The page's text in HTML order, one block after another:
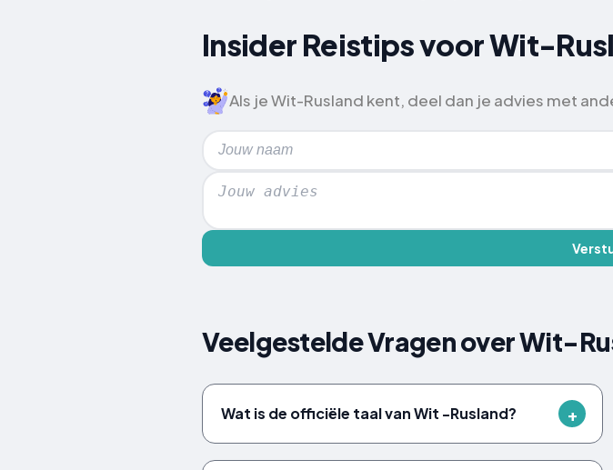
Insider Reistips voor Wit-
Als je Wit-Rusland kent, deel dan je advies met
Veelgestelde Vragen over Wit-
Wat is de officiële taal van Wit -Rusland?